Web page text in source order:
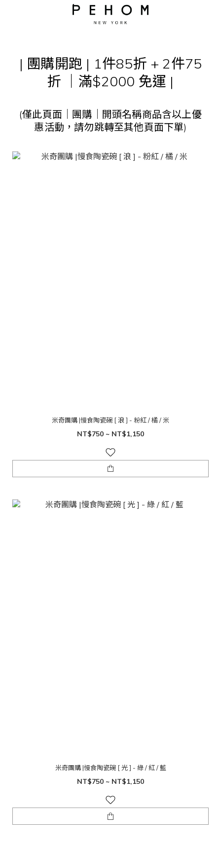
| 團購開跑 | 1件85折 + 2件75
折 ｜滿$2000 免運 |
(僅此頁面｜團購｜開頭名稱商品含以上優
惠活動，請勿跳轉至其他頁面下單)
米奇團購 |慢食陶瓷碗 [ 浪 ] - 粉紅 / 橘 / 米
NT$750 ~ NT$1,150
米奇團購 |慢食陶瓷碗 [ 光 ] - 綠 / 紅 / 藍
NT$750 ~ NT$1,150